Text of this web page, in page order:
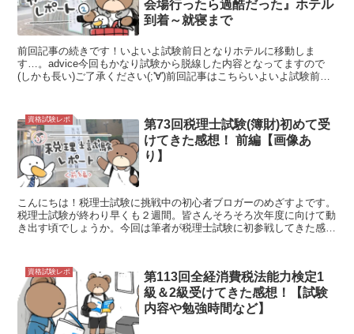
会場行ったら過酷だった』ホテル
到着～就寝まで
前回記事の続きです！いよいよ試験前日となりホテルに移動しま
す…。advice今回もかなり試験から脱線した内容となってますので
(しかも長い)ご了承ください(;'∀')前回記事はこちらいよいよ試験前日
資格試験レポ
第73回税理士試験(簿財)初めて受
けてきた感想！ 前編【画像あ
り】
こんにちは！税理士試験に挑戦中の初心者ブロガーのめざすよです。
税理士試験が終わり早くも２週間。皆さんそろそろ次年度に向けて動
き出す頃でしょうか。今回は筆者が税理士試験に初参戦してきた感想
資格試験レポ
第113回全経消費税法能力検定1
級＆2級受けてきた感想！【試験
内容や勉強時間など】